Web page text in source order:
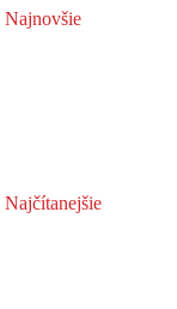
Najnovšie
Najčítanejšie